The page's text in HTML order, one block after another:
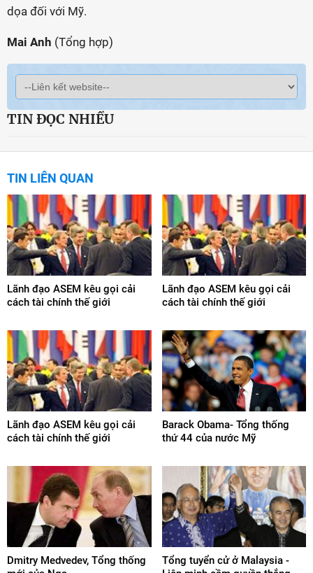
dọa đối với Mỹ.
Mai Anh (Tổng hợp)
TIN ĐỌC NHIỀU
TIN LIÊN QUAN
Lãnh đạo ASEM kêu gọi cải
cách tài chính thế giới
Lãnh đạo ASEM kêu gọi cải
cách tài chính thế giới
Lãnh đạo ASEM kêu gọi cải
cách tài chính thế giới
Barack Obama- Tổng thống
thứ 44 của nước Mỹ
Dmitry Medvedev, Tổng thống
Tổng tuyển cử ở Malaysia -